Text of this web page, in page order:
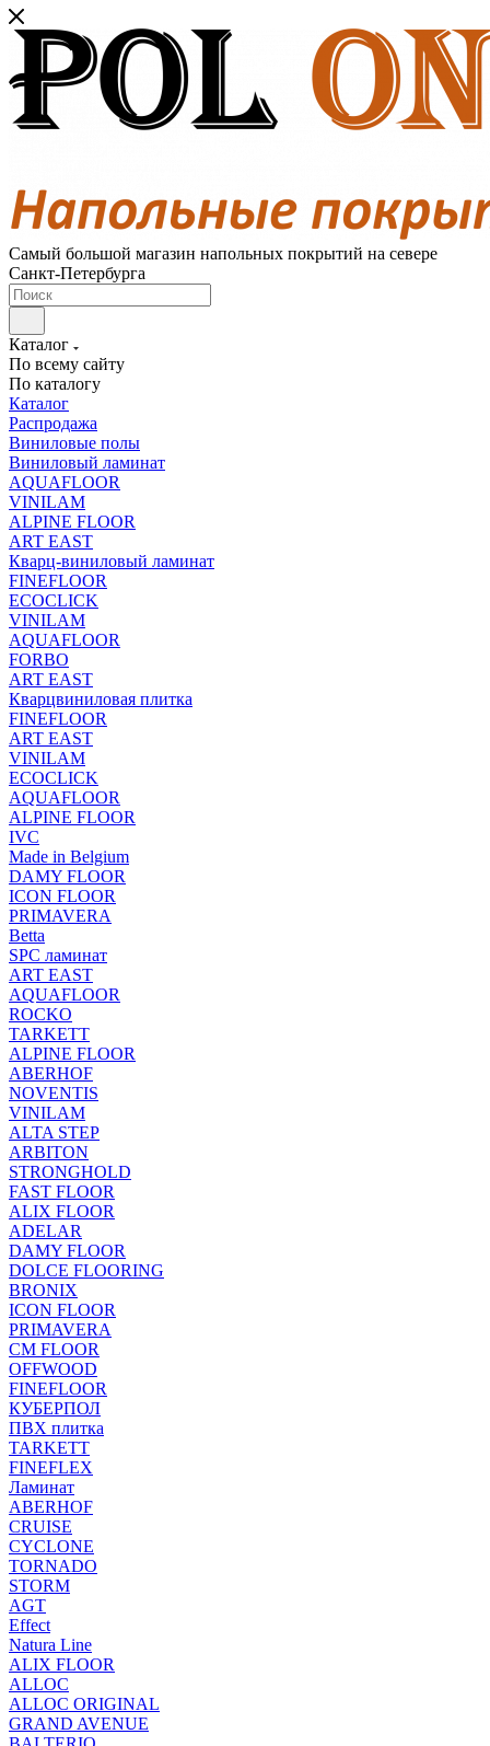
Самый большой магазин напольных покрытий на севере
Санкт-Петербурга
Каталог
По всему сайту
По каталогу
Каталог
Распродажа
Виниловые полы
Виниловый ламинат
AQUAFLOOR
VINILAM
ALPINE FLOOR
ART EAST
Кварц-виниловый ламинат
FINEFLOOR
ECOCLICK
VINILAM
AQUAFLOOR
FORBO
ART EAST
Кварцвиниловая плитка
FINEFLOOR
ART EAST
VINILAM
ECOCLICK
AQUAFLOOR
ALPINE FLOOR
IVC
Made in Belgium
DAMY FLOOR
ICON FLOOR
PRIMAVERA
Betta
SPC ламинат
ART EAST
AQUAFLOOR
ROCKO
TARKETT
ALPINE FLOOR
ABERHOF
NOVENTIS
VINILAM
ALTA STEP
ARBITON
STRONGHOLD
FAST FLOOR
ALIX FLOOR
ADELAR
DAMY FLOOR
DOLCE FLOORING
BRONIX
ICON FLOOR
PRIMAVERA
CM FLOOR
OFFWOOD
FINEFLOOR
КУБЕРПОЛ
ПВХ плитка
TARKETT
FINEFLEX
Ламинат
ABERHOF
CRUISE
CYCLONE
TORNADO
STORM
AGT
Effect
Natura Line
ALIX FLOOR
ALLOC
ALLOC ORIGINAL
GRAND AVENUE